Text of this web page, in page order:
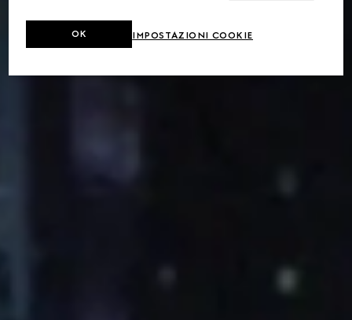
IMPOSTAZIONI COOKIE
OK